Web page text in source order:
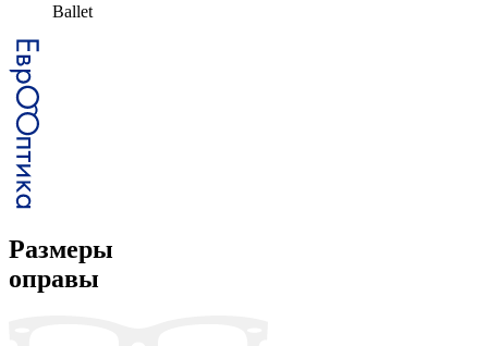
Ballet
Размеры
оправы